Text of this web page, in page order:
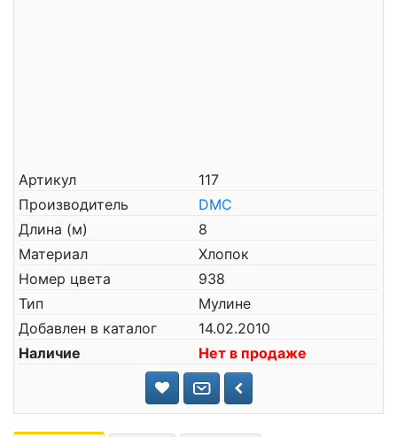
Артикул
117
Производитель
DMC
Длина (м)
8
Материал
Хлопок
Номер цвета
938
Тип
Мулине
Добавлен в каталог
14.02.2010
Наличие
Нет в продаже